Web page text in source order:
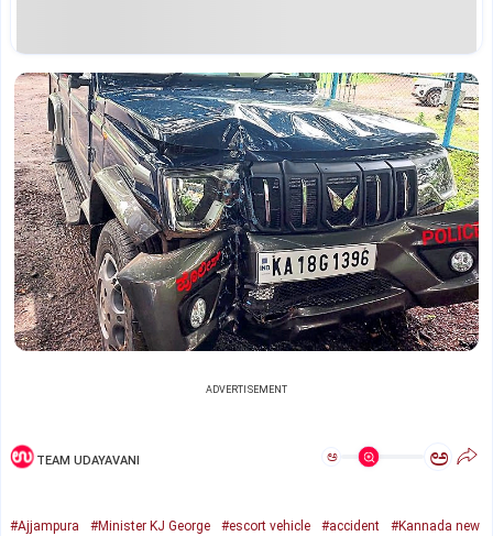
ADVERTISEMENT
TEAM UDAYAVANI ಅ ಅ
#Ajjampura #Minister KJ George #escort vehicle #accident
#Kannada new